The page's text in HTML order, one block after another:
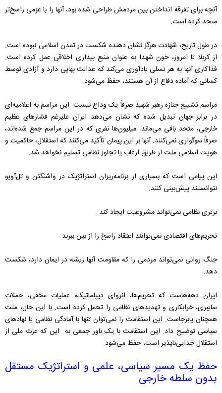
آنچه برای تفرقه انداختن بین مردمش طراحی شده بود، آنها را با عزمی راسخ‌تر
متحد کرده است.
در طول تاریخ، شهادت هرگز نشان دهنده شکست در تمدن اسلامی نبوده است.
از کربلا تا امروز، خون شهدا به عنوان منبع بیداری اخلاقی عمل کرده است.
فداکاری آنها به هر نسلی یادآوری می‌کند که عدالت بهایی دارد و آزادی توسط
کسانی که آماده دفاع از آن هستند، حفظ می‌شود.
مراسم تشییع جنازه رهبر شهید صرفاً یک وداع نیست. این مراسم به اعلامیه‌ای
در برابر جهان تبدیل شده که نشان می‌دهد ایران علیرغم فشارهای عظیم
خارجی، متحد باقی می‌ماند. میلیون‌ها نفری که در این مراسم جمع شده‌اند،
صرفاً سوگواری نمی‌کنند. آنها بر این پیمان تأکید می‌کنند که استقلال، حاکمیت و
هویت اسلامی ملت از طریق ارعاب یا تجاوز نظامی تسلیم نخواهد شد.
این پیامی است که بسیاری از برنامه‌ریزان استراتژیک در واشنگتن و تل‌آویو
نتوانستند پیش‌بینی کنند.
برتری نظامی نمی‌تواند مشروعیت ایجاد کند.
تحریم‌های اقتصادی نمی‌توانند اعتقاد راسخ را از بین ببرند.
جنگ روانی نمی‌تواند مردمی را که مقاومت آنها ریشه در ایمان دارد، شکست
دهد.
ایران دهه‌هاست که تحریم‌ها، انزوای دیپلماتیک، عملیات مخفی، حملات
سایبری، خرابکاری و تهدیدهای نظامی را تحمل کرده است. با این حال، ملت
همچنان پابرجاست. این استقامت را نمی‌توان تنها با آمادگی نظامی یا نهادهای
سیاسی توضیح داد. این استقامت با یک باور جمعی به این که عزت ملی از
استقلال جدایی‌ناپذیر است، حفظ می‌شود.
حفظ یک مسیر سیاسی، علمی و استراتژیک مستقل
بدون سلطه خارجی